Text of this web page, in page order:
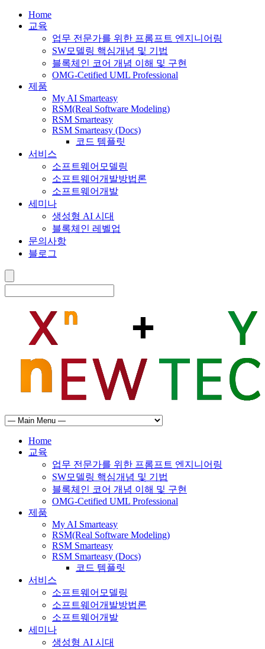
Home
교육
업무 전문가를 위한 프롬프트 엔지니어링
SW모델링 핵심개념 및 기법
블록체인 코어 개념 이해 및 구현
OMG-Cetified UML Professional
제품
My AI Smarteasy
RSM(Real Software Modeling)
RSM Smarteasy
RSM Smarteasy (Docs)
코드 템플릿
서비스
소프트웨어모델링
소프트웨어개발방법론
소프트웨어개발
세미나
생성형 AI 시대
블록체인 레벨업
문의사항
블로그
Home
교육
업무 전문가를 위한 프롬프트 엔지니어링
SW모델링 핵심개념 및 기법
블록체인 코어 개념 이해 및 구현
OMG-Cetified UML Professional
제품
My AI Smarteasy
RSM(Real Software Modeling)
RSM Smarteasy
RSM Smarteasy (Docs)
코드 템플릿
서비스
소프트웨어모델링
소프트웨어개발방법론
소프트웨어개발
세미나
생성형 AI 시대